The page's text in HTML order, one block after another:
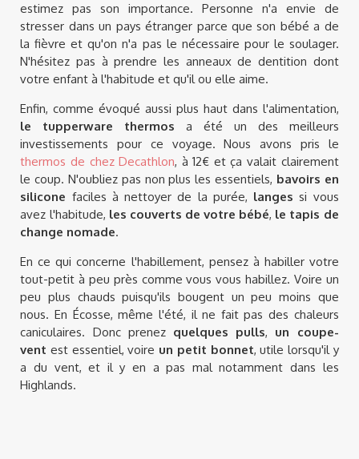
estimez pas son importance. Personne n'a envie de
stresser dans un pays étranger parce que son bébé a de
la fièvre et qu'on n'a pas le nécessaire pour le soulager.
N'hésitez pas à prendre les anneaux de dentition dont
votre enfant à l'habitude et qu'il ou elle aime.
Enfin, comme évoqué aussi plus haut dans l'alimentation,
le tupperware thermosa été un des meilleurs
investissements pour ce voyage. Nous avons pris le
thermos de chez Decathlon, à 12€ et ça valait clairement
le coup. N'oubliez pas non plus les essentiels, bavoirs en
silicone faciles à nettoyer de la purée, langes si vous
avez l'habitude, les couverts de votre bébé, le tapis de
change nomade.
En ce qui concerne l'habillement, pensez à habiller votre
tout-petit à peu près comme vous vous habillez. Voire un
peu plus chauds puisqu'ils bougent un peu moins que
nous. En Écosse, même l'été, il ne fait pas des chaleurs
caniculaires. Donc prenez quelques pulls, un coupe-
vent est essentiel, voire un petit bonnet, utile lorsqu'il y
a du vent, et il y en a pas mal notamment dans les
Highlands.